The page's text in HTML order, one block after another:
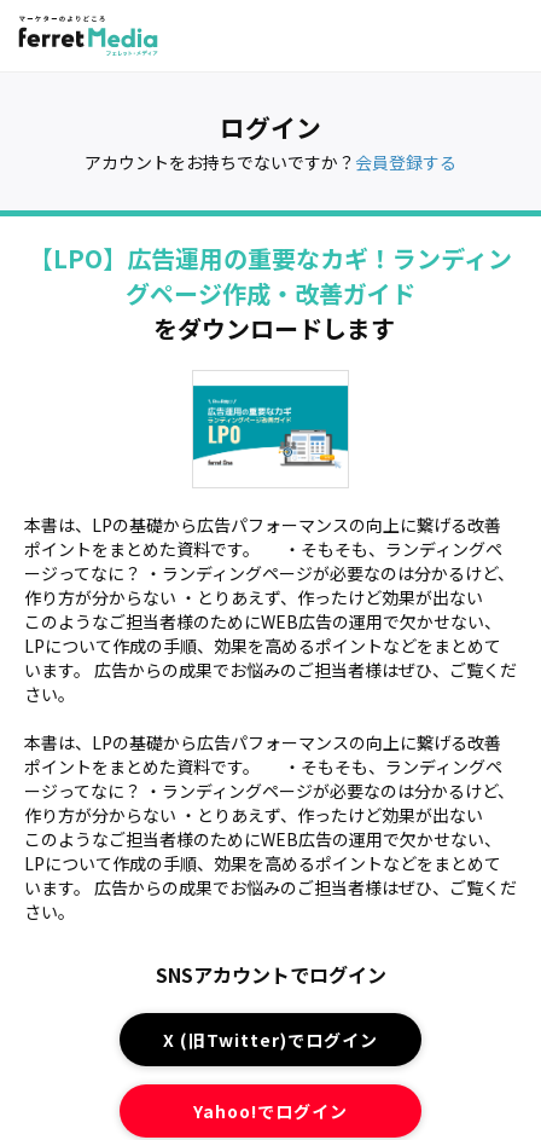
ログイン
アカウントをお持ちでないですか？ 会員登録する
【LPO】広告運用の重要なカギ！ランディン
グページ作成・改善ガイド
をダウンロードします
本書は、LPの基礎から広告パフォーマンスの向上に繋げる改善
ポイントをまとめた資料です。 ・そもそも、ランディングペ
ージってなに？ ・ランディングページが必要なのは分かるけど、
作り方が分からない ・とりあえず、作ったけど効果が出ない
このようなご担当者様のためにWEB広告の運用で欠かせない、
LPについて作成の手順、効果を高めるポイントなどをまとめて
います。 広告からの成果でお悩みのご担当者様はぜひ、ご覧くだ
さい。
本書は、LPの基礎から広告パフォーマンスの向上に繋げる改善
ポイントをまとめた資料です。 ・そもそも、ランディングペ
ージってなに？ ・ランディングページが必要なのは分かるけど、
作り方が分からない ・とりあえず、作ったけど効果が出ない
このようなご担当者様のためにWEB広告の運用で欠かせない、
LPについて作成の手順、効果を高めるポイントなどをまとめて
います。 広告からの成果でお悩みのご担当者様はぜひ、ご覧くだ
さい。
SNSアカウントでログイン
X (旧Twitter)でログイン
Yahoo!でログイン